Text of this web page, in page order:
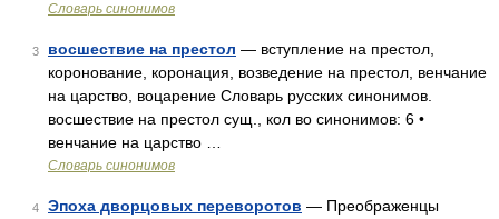
Словарь синонимов
3 восшествие на престол — вступление на престол,
коронование, коронация, возведение на престол, венчание
на царство, воцарение Словарь русских синонимов.
восшествие на престол сущ., кол во синонимов: 6 •
венчание на царство …
Словарь синонимов
4 Эпоха дворцовых переворотов — Преображенцы